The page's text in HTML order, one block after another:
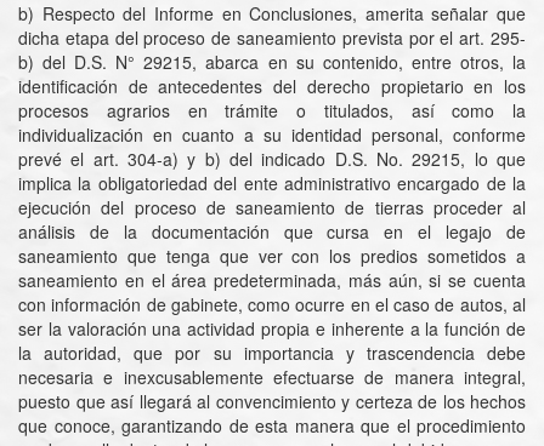
b) Respecto del Informe en Conclusiones, amerita señalar que
dicha etapa del proceso de saneamiento prevista por el art. 295-
b) del D.S. N° 29215, abarca en su contenido, entre otros, la
identificación de antecedentes del derecho propietario en los
procesos agrarios en trámite o titulados, así como la
individualización en cuanto a su identidad personal, conforme
prevé el art. 304-a) y b) del indicado D.S. No. 29215, lo que
implica la obligatoriedad del ente administrativo encargado de la
ejecución del proceso de saneamiento de tierras proceder al
análisis de la documentación que cursa en el legajo de
saneamiento que tenga que ver con los predios sometidos a
saneamiento en el área predeterminada, más aún, si se cuenta
con información de gabinete, como ocurre en el caso de autos, al
ser la valoración una actividad propia e inherente a la función de
la autoridad, que por su importancia y trascendencia debe
necesaria e inexcusablemente efectuarse de manera integral,
puesto que así llegará al convencimiento y certeza de los hechos
que conoce, garantizando de esta manera que el procedimiento